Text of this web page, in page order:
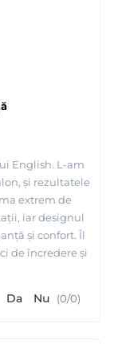
English. L-am
și rezultatele
extrem de
iar designul
și confort. Îl
de încredere și
Da Nu (0/0)